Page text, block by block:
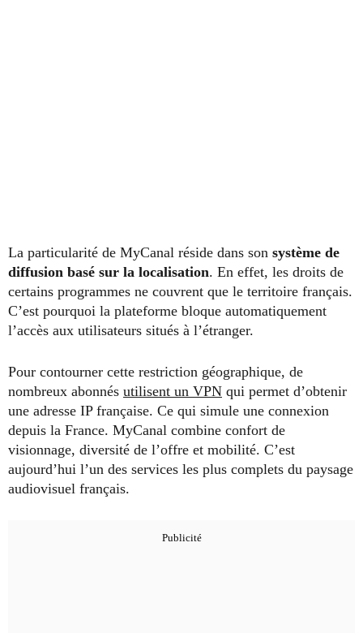
La particularité de MyCanal réside dans son système de
diffusion basé sur la localisation. En effet, les droits de
certains programmes ne couvrent que le territoire français.
C’est pourquoi la plateforme bloque automatiquement
l’accès aux utilisateurs situés à l’étranger.
Pour contourner cette restriction géographique, de
nombreux abonnés utilisent un VPN qui permet d’obtenir
une adresse IP française. Ce qui simule une connexion
depuis la France. MyCanal combine confort de
visionnage, diversité de l’offre et mobilité. C’est
aujourd’hui l’un des services les plus complets du paysage
audiovisuel français.